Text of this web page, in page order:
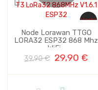
Vente
Node Lorawan TTGO
LORA32 ESP32 868 Mhz
WiFi...
39,90 € 29,90 €